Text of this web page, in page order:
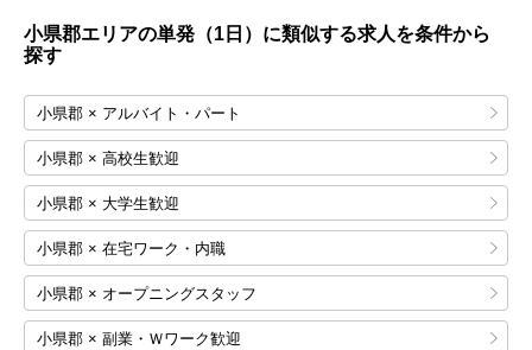
小県郡エリアの単発（1日）に類似する求人を条件から
探す
小県郡 × アルバイト・パート
小県郡 × 高校生歓迎
小県郡 × 大学生歓迎
小県郡 × 在宅ワーク・内職
小県郡 × オープニングスタッフ
小県郡 × 副業・Ｗワーク歓迎